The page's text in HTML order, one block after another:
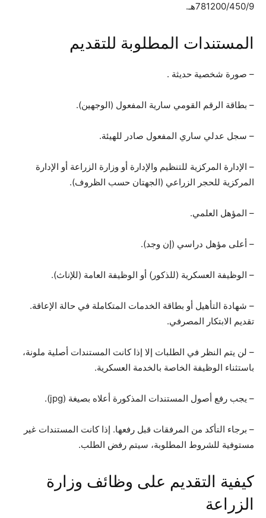
781200/450/9هـ.
المستندات المطلوبة للتقديم
– صورة شخصية حديثة .
– بطاقة الرقم القومي سارية المفعول (الوجهين).
– سجل عدلي ساري المفعول صادر للهيئة.
– الإدارة المركزية للتنظيم والإدارة أو وزارة الزراعة أو الإدارة
المركزية للحجر الزراعي (الجهتان حسب الظروف).
– المؤهل العلمي.
– أعلى مؤهل دراسي (إن وجد).
– الوظيفة العسكرية (للذكور) أو الوظيفة العامة (للإناث).
– شهادة التأهيل أو بطاقة الخدمات المتكاملة في حالة الإعاقة.
تقديم الابتكار المصرفي.
– لن يتم النظر في الطلبات إلا إذا كانت المستندات أصلية ملونة،
باستثناء الوظيفة الخاصة بالخدمة العسكرية.
– يجب رفع أصول المستندات المذكورة أعلاه بصيغة (jpg).
– برجاء التأكد من المرفقات قبل رفعها. إذا كانت المستندات غير
مستوفية للشروط المطلوبة، سيتم رفض الطلب.
كيفية التقديم على وظائف وزارة
الزراعة